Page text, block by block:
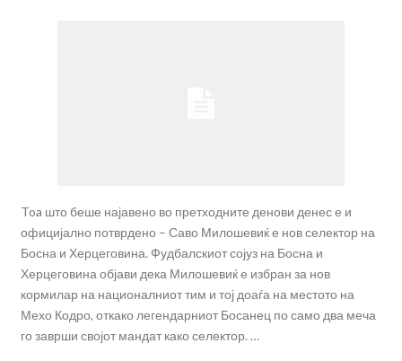
Toa што беше најавено во претходните денови денес е и
официјално потврдено – Саво Милошевиќ е нов селектор на
Босна и Херцеговина. Фудбалскиот сојуз на Босна и
Херцеговина објави дека Милошевиќ е избран за нов
кормилар на националниот тим и тој доаѓа на местото на
Мехо Кодро, откако легендарниот Босанец по само два меча
го заврши својот мандат како селектор. …